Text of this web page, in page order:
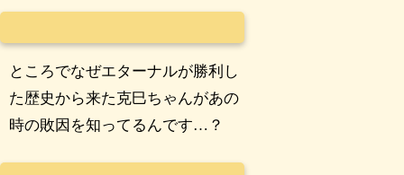
ところでなぜエターナルが勝利し
た歴史から来た克巳ちゃんがあの
時の敗因を知ってるんです…？